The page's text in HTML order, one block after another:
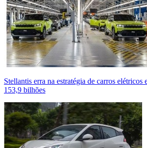
Stellantis erra na estratégia de carros elétricos
153,9 bilhões